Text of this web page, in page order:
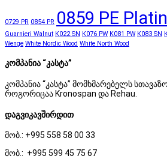
0729 PR 0854 PR 0859 PE
Guarnieri Walnut K022 SN K076 PW K081 PW K083 SN
Wenge White Nordic Wood White North Wood
კომპანია “კასტა”
კომპანია “კასტა” მომხმარებელს
როგორიცაა Kronospan და Rehau.
დაგვიკავშირდით
მობ.: +995 558 58 00 33
მობ.: +995 599 45 75 67